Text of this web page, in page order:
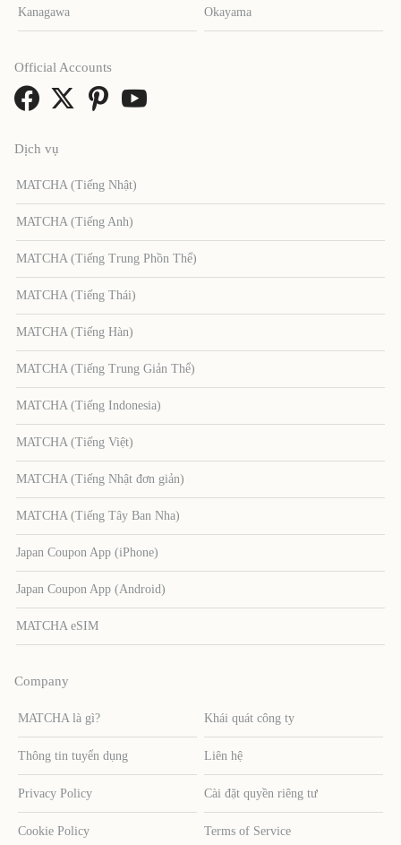
Kanagawa Okayama
Dịch vụ
MATCHA (Tiếng Nhật)
MATCHA (Tiếng Anh)
MATCHA (Tiếng Trung Phồn Thể)
MATCHA (Tiếng Thái)
MATCHA (Tiếng Hàn)
MATCHA (Tiếng Trung Giản Thể)
MATCHA (Tiếng Indonesia)
MATCHA (Tiếng Việt)
MATCHA (Tiếng Nhật đơn giản)
MATCHA (Tiếng Tây Ban Nha)
Japan Coupon App (iPhone)
Japan Coupon App (Android)
MATCHA eSIM
Company
MATCHA là gì? Khái quát công ty
Thông tin tuyển dụng Liên hệ
Privacy Policy Cài đặt quyền riêng tư
Cookie Policy Terms of Service
Official Accounts